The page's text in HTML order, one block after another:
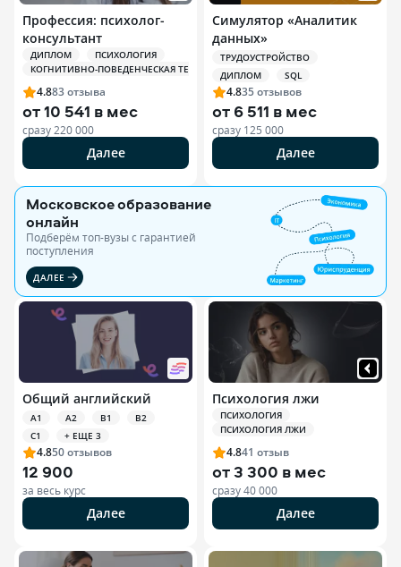
Профессия: психолог-
консультант
ДИПЛОМ
ПСИХОЛОГИЯ
КОГНИТИВНО-ПОВЕДЕНЧЕСКАЯ ТЕРАПИЯ (КПТ)
4.883отзыва
от10 541 в мес
сразу 220 000
Далее
Симулятор «Аналитик
данных»
ТРУДОУСТРОЙСТВО
ДИПЛОМ
SQL
4.835отзывов
от 6 511 в мес
сразу 125 000
Далее
Московское образование
онлайн
Подберём топ-вузы c гарантией
поступления
ДАЛЕЕ
Общий английский
A1 A2 B1
B2
C1
+ ЕЩЕ 3
4.850отзывов
12 900
за весь курс
Далее
Психология лжи
ПСИХОЛОГИЯ
ПСИХОЛОГИЯ ЛЖИ
4.841 отзыв
от3 300 в мес
сразу40 000
Далее